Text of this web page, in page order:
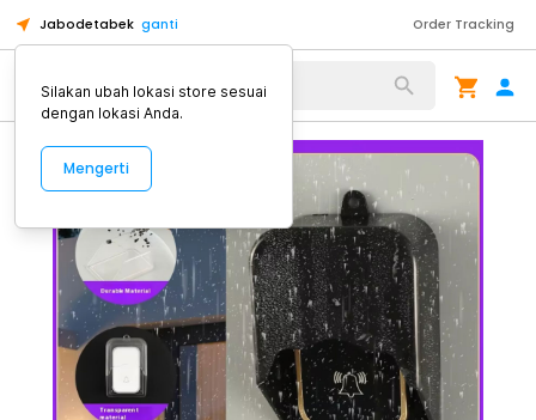
Jabodetabek ganti Order Tracking
Alat Kopi
Silakan ubah lokasi store sesuai
dengan lokasi Anda.
Mengerti